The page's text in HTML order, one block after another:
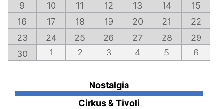
9 10 11 12 13 14
15
16
17 18 19 20 21
22
23
24 25 26 27 28
29
30
1 2 3 4 5 6
Nostalgia
Cirkus & Tivoli